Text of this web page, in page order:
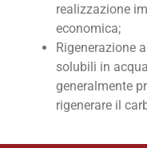
realizzazione
economica;
Rigenerazione
solubili in
generalmente
rigenerare il